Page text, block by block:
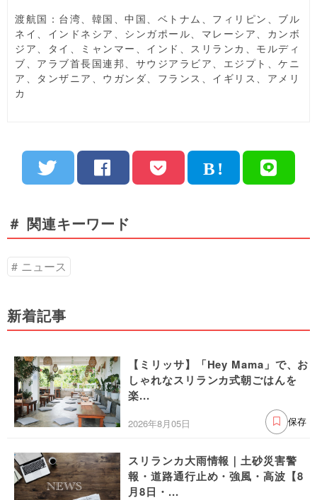
渡航国：台湾、韓国、中国、ベトナム、フィリピン、ブル
ネイ、インドネシア、シンガポール、マレーシア、カンボ
ジア、タイ、ミャンマー、インド、スリランカ、モルディ
ブ、アラブ首長国連邦、サウジアラビア、エジプト、ケニ
ア、タンザニア、ウガンダ、フランス、イギリス、アメリ
カ
＃ 関連キーワード
ニュース
新着記事
【ミリッサ】「Hey Mama」で、お
しゃれなスリランカ式朝ごはんを
楽...
2026年8月05日 保存
スリランカ大雨情報｜土砂災害警
報・道路通行止め・強風・高波【8
月8日・...